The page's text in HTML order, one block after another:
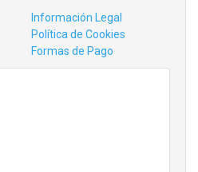
Información Legal
Política de Cookies
Formas de Pago